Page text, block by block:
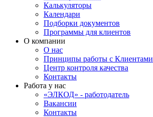
Калькуляторы
Календари
Подборки документов
Программы для клиентов
О компании
О нас
Принципы работы с Клиентами
Центр контроля качества
Контакты
Работа у нас
«ЭЛКОД» - работодатель
Вакансии
Контакты